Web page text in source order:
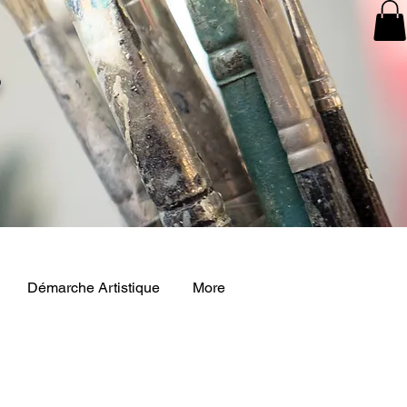
Démarche Artistique More